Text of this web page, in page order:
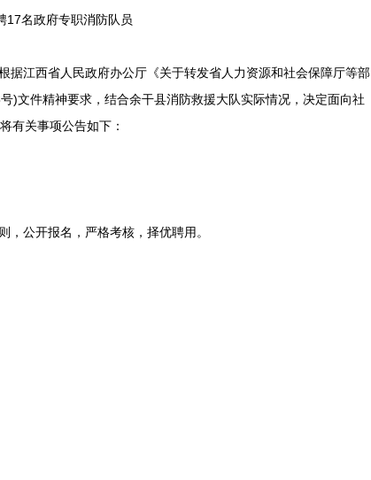
17名政府专职消防队员
江西省人民政府办公厅《关于转发省人力资源和社会保障厅等部
)文件精神要求，结合余干县消防救援大队实际情况，决定面向社
有关事项公告如下：
公开报名，严格考核，择优聘用。